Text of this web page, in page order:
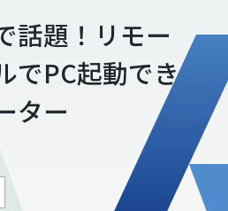
話題！リモー
でPC起動でき
ター